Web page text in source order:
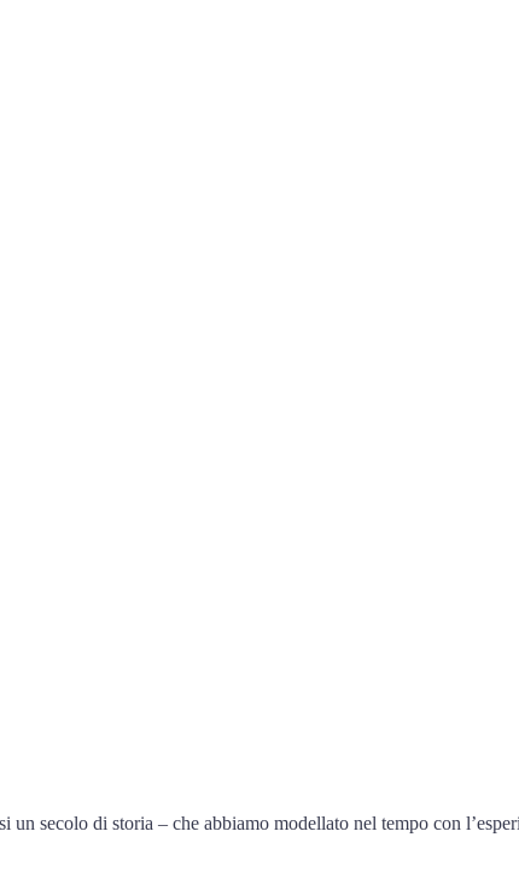
un secolo di storia – che abbiamo modellato nel tempo con